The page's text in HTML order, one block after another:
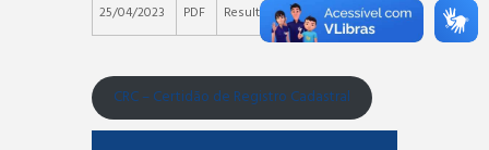
25/04/2023 PDF Resultado Licitação
CRC – Certidão de Registro Cadastral